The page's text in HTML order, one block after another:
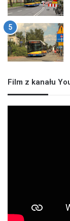
Film z kanału